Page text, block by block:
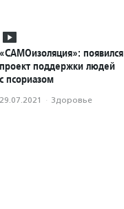
«САМОизоляция»: появился
проект поддержки людей
с псориазом
29.07.2021 · Здоровье